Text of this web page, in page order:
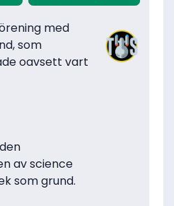
med
som
oavsett vart
av science
som grund.